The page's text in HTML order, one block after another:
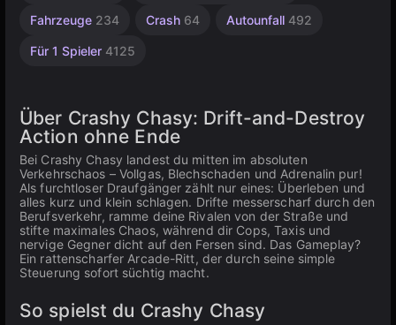
Fahrzeuge 234 Crash 64 Autounfall 492
Für 1 Spieler 4125
Über Crashy Chasy: Drift-and-Destroy
Action ohne Ende
Bei Crashy Chasy landest du mitten im absoluten
Verkehrschaos – Vollgas, Blechschaden und Adrenalin pur!
Als furchtloser Draufgänger zählt nur eines: Überleben und
alles kurz und klein schlagen. Drifte messerscharf durch den
Berufsverkehr, ramme deine Rivalen von der Straße und
stifte maximales Chaos, während dir Cops, Taxis und
nervige Gegner dicht auf den Fersen sind. Das Gameplay?
Ein rattenscharfer Arcade-Ritt, der durch seine simple
Steuerung sofort süchtig macht.
So spielst du Crashy Chasy